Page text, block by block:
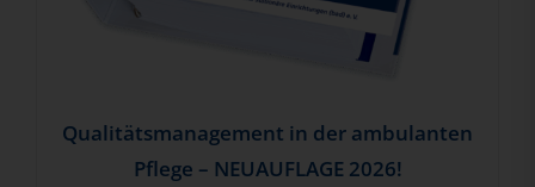
Qualitätsmanagement in der ambulanten
Pflege – NEUAUFLAGE 2026!